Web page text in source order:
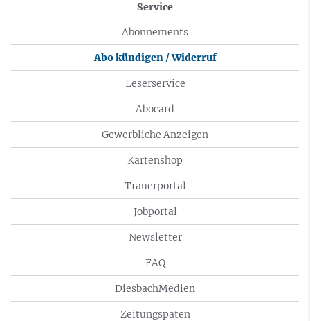
Service
Abonnements
Abo kündigen / Widerruf
Leserservice
Abocard
Gewerbliche Anzeigen
Kartenshop
Trauerportal
Jobportal
Newsletter
FAQ
DiesbachMedien
Zeitungspaten